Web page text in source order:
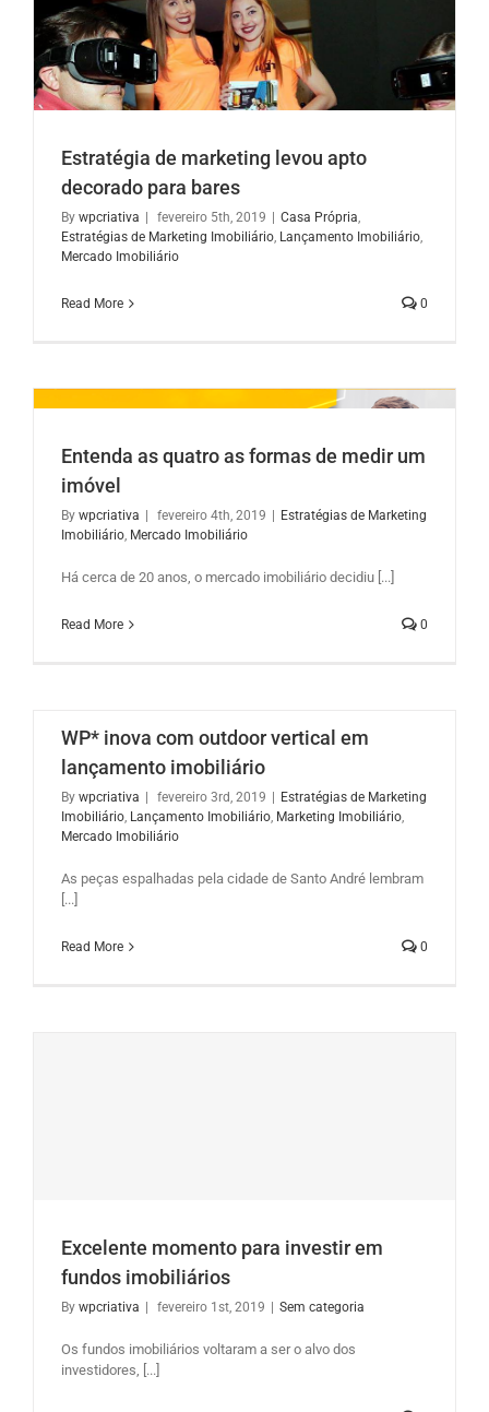
Estratégia de marketing levou apto
decorado para bares
By wpcriativa | fevereiro 5th, 2019 | Casa Própria
Estratégias de Marketing Imobiliário Lançamento Imobiliário
Mercado Imobiliário
Read More 0
Entenda as quatro as formas de medir um
imóvel
By wpcriativa fevereiro 4th, 2019
Estratégias de Marketing
Imobiliário, Mercado Imobiliário
Há cerca de 20 anos, o mercado imobiliário decidiu [...]
Read More 0
WP* inova com outdoor vertical em
lançamento imobiliário
By wpcriativa fevereiro 3rd, 2019
Estratégias de Marketing
Imobiliário, Lançamento Imobiliário, Marketing Imobiliário,
Mercado Imobiliário
As peças espalhadas pela cidade de Santo André lembram
[...]
Read More 0
Excelente momento para investir em
fundos imobiliários
By wpcriativa | fevereiro 1st, 2019 | Sem categoria
Os fundos imobiliários voltaram a ser o alvo dos
investidores, [...]